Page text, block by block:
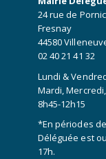
24 rue de Pornic
Fresnay
44580
02 40 21 41 32
Lundi &
Mardi, Mercredi,
8h45-12h15
*En périodes
Déléguée est
17h.